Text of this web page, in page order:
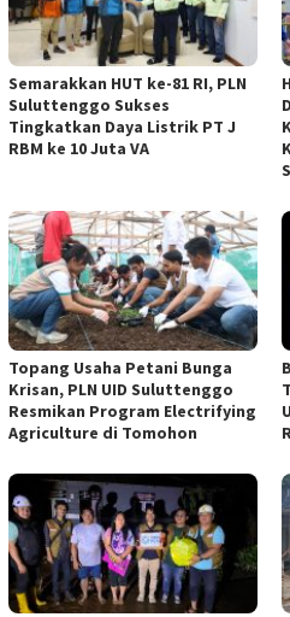
Semarakkan HUT ke-81 RI, PLN
Suluttenggo Sukses
Tingkatkan Daya Listrik PT J
RBM ke 10 Juta VA
Topang Usaha Petani Bunga
Krisan, PLN UID Suluttenggo
Resmikan Program Electrifying
Agriculture di Tomohon